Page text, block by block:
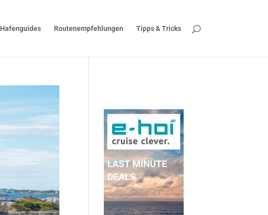
Hafenguides Routenempfehlungen Tipps & Tricks